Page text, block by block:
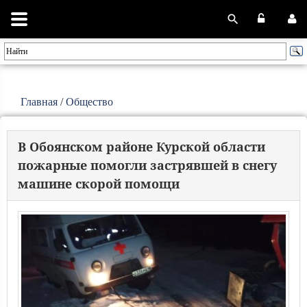
Главная /Общество
В Обоянском районе Курской области
пожарные помогли застрявшей в снегу
машине скорой помощи